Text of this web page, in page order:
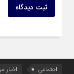
ثبت دیدگاه
اجتماعی اخبار